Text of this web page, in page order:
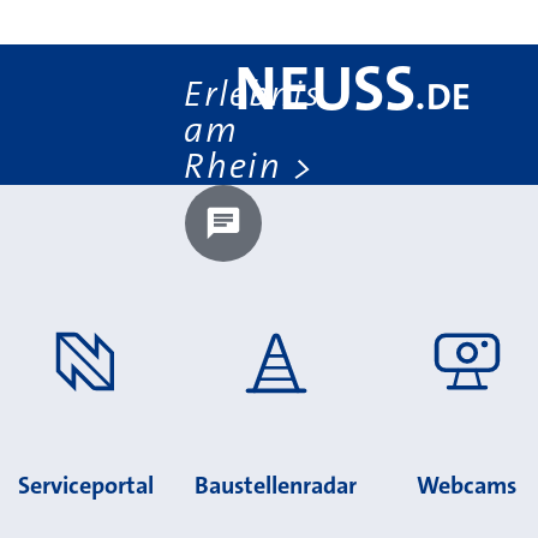
Erlebnis
am
Rhein
NEUSS.DE
Chatbot laden?
Serviceportal Baustellenradar Webcams